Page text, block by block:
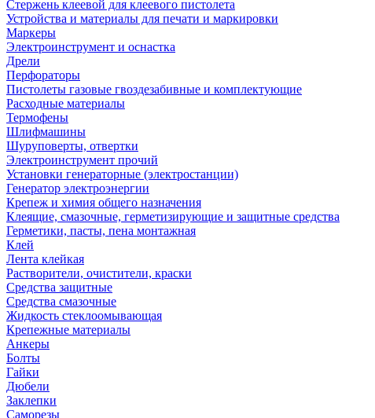
Стержень клеевой для клеевого пистолета
Устройства и материалы для печати и маркировки
Маркеры
Электроинструмент и оснастка
Дрели
Перфораторы
Пистолеты газовые гвоздезабивные и комплектующие
Расходные материалы
Термофены
Шлифмашины
Шуруповерты, отвертки
Электроинструмент прочий
Установки генераторные (электростанции)
Генератор электроэнергии
Крепеж и химия общего назначения
Клеящие, смазочные, герметизирующие и защитные средства
Герметики, пасты, пена монтажная
Клей
Лента клейкая
Растворители, очистители, краски
Средства защитные
Средства смазочные
Жидкость стеклоомывающая
Крепежные материалы
Анкеры
Болты
Гайки
Дюбели
Заклепки
Саморезы